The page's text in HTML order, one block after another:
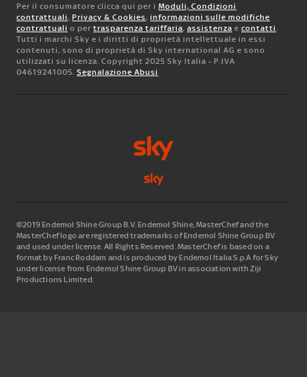
Per il consumatore clicca qui per i Moduli, Condizioni
contrattuali, Privacy & Cookies, informazioni sulle modifiche
contrattuali o per trasparenza tariffaria, assistenza e contatti.
Tutti i marchi Sky e i diritti di proprietà intellettuale in essi
contenuti, sono di proprietà di Sky international AG e sono
utilizzati su licenza. Copyright 2025 Sky Italia - P.IVA
04619241005. Segnalazione Abusi
©2019 Endemol Shine Group B.V. Endemol Shine, MasterChef and the
MasterChef logo are registered trademarks of Endemol Shine Group BV
and used under license. All Rights Reserved. MasterChef is based on a
format by Franc Roddam and is produced by Endemol Italia S.p.A for Sky
under license from Endemol Shine Group BV in association with Ziji
Productions Limited.